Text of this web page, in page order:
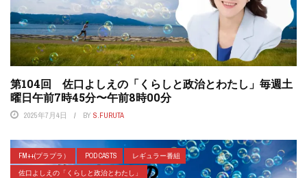
第104回 佐口よしえの「くらしと政治とわたし」毎週土
曜日午前7時45分〜午前8時00分
2025年7月4日 BY S.FURUTA
FM++(プラプラ） POD CASTS
レギュラー番組
佐口よしえの「くらしと政治とわたし」